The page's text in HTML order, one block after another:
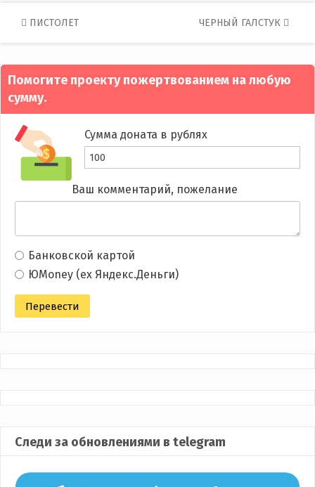
Post
navigation
ПИСТОЛЕТ ЧЕРНЫЙ ГАЛСТУК
Помогите проекту пожертвованием на любую
сумму.
Сумма доната в рублях
Ваш комментарий, пожелание
Банковской картой
ЮMoney (ex Яндекс.Деньги)
Следи за обновлениями в telegram